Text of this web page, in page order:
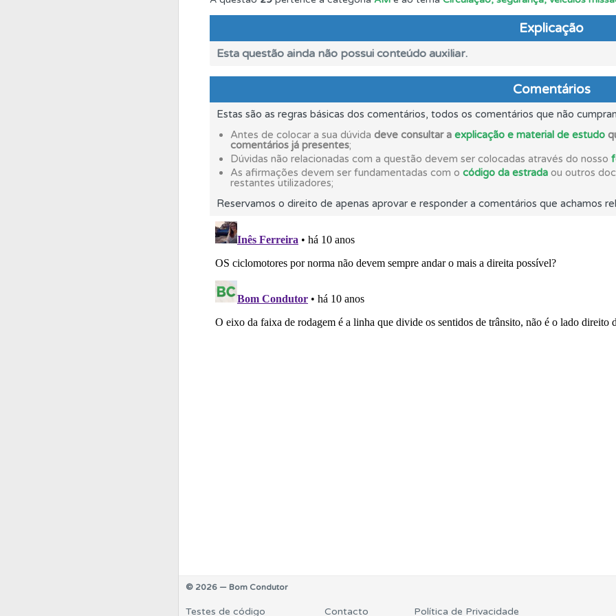
As questões que usamos estão atualizadas e são as mesmas do
Questões Pode guardar uma questão colocando-a como favorita.
Questões Consulte aqui todas as questões que usamos na plataforma.
Tem um histórico dos seus testes no seu perfil.
Biblioteca Consulte a biblioteca para tirar dúvidas e ver resumos do código.
Use os atalhos de teclado para responder aos testes mais rapidamente.
Conta Crie uma conta para não perder as suas estatísticas.
Explicação
Esta questão ainda não possui conteúdo auxiliar.
Comentários
Estas são as regras básicas dos comentários, todos os comentários que não
Antes de colocar a sua dúvida deve consultar a explicação e material de estudo
comentários já presentes;
Dúvidas não relacionadas com a questão devem ser colocadas através do nosso
As afirmações devem ser fundamentadas com o código da estrada ou outros
restantes utilizadores;
Reservamos o direito de apenas aprovar e responder a comentários que achamos
© 2026 — Bom Condutor
Testes de código Contacto Política de Privacidade